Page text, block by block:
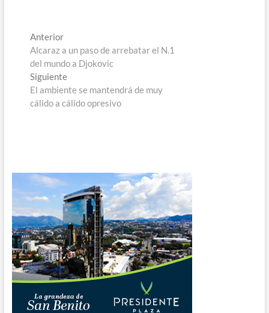
Navegación
de
entradas
AnteriorEntrada
anterior:
Alcaraz a un paso de arrebatar el N.1
del mundo a Djokovic
SiguienteEntrada
siguiente:
El ambiente se mantendrá de muy
cálido a cálido opresivo